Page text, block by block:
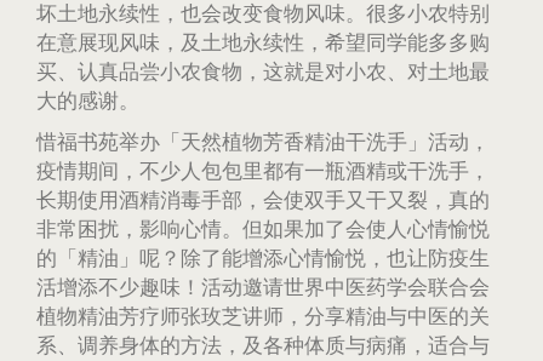
坏土地永续性，也会改变食物风味。很多小农特别
在意展现风味，及土地永续性，希望同学能多多购
买、认真品尝小农食物，这就是对小农、对土地最
大的感谢。
惜福书苑举办「天然植物芳香精油干洗手」活动，
疫情期间，不少人包包里都有一瓶酒精或干洗手，
长期使用酒精消毒手部，会使双手又干又裂，真的
非常困扰，影响心情。但如果加了会使人心情愉悦
的「精油」呢？除了能增添心情愉悦，也让防疫生
活增添不少趣味！活动邀请世界中医药学会联合会
植物精油芳疗师张玫芝讲师，分享精油与中医的关
系、调养身体的方法，及各种体质与病痛，适合与